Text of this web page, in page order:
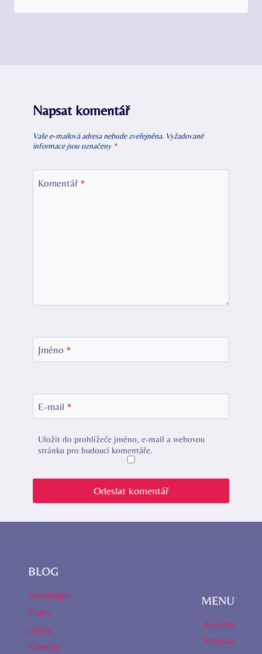
Napsat komentář
Vaše e-mailová adresa nebude zveřejněna. Vyžadované
informace jsou označeny *
Komentář *
Jméno *
E-mail *
Uložit do prohlížeče jméno, e-mail a webovou
stránku pro budoucí komentáře.
BLOG
Astrologie
Čakry
Léčivé
Kameny
MENU
Úvodní
Stránka